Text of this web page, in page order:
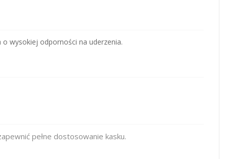
wysokiej odporności na uderzenia.
pełne dostosowanie kasku.